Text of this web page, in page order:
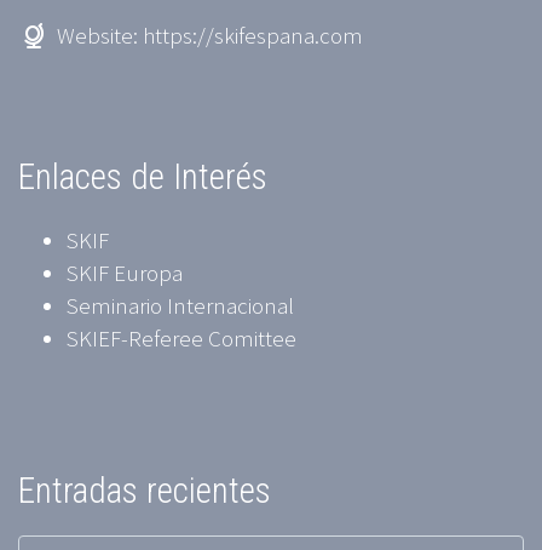
Website: https://skifespana.com
Enlaces de Interés
SKIF
SKIF Europa
Seminario Internacional
SKIEF-Referee Comittee
Entradas recientes